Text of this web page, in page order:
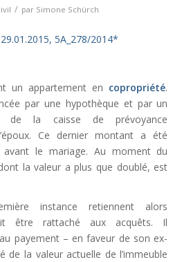
/ par Simone Schürch
5A_278/2014*
un appartement en copropriété.
par une hypothèque et par un
de la caisse de prévoyance
Ce dernier montant a été
le mariage. Au moment du
la valeur a plus que doublé, est
instance retiennent alors
être rattaché aux acquêts. Il
payement – en faveur de son ex-
de la valeur actuelle de l’immeuble